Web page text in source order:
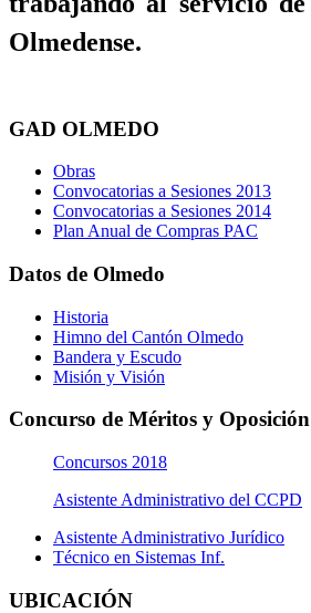
Olmedense.
GAD OLMEDO
Obras
Convocatorias a Sesiones 2013
Convocatorias a Sesiones 2014
Plan Anual de Compras PAC
Datos de Olmedo
Historia
Himno del Cantón Olmedo
Bandera y Escudo
Misión y Visión
Concurso de Méritos y Oposición
Concursos 2018
Asistente Administrativo del CCPD
Asistente Administrativo Jurídico
Técnico en Sistemas Inf.
UBICACIÓN